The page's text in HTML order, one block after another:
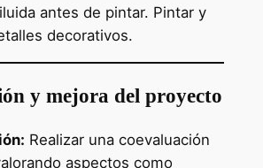
antes de pintar. Pintar y
decorativos.
y mejora del proyecto
Realizar una coevaluación
aspectos como